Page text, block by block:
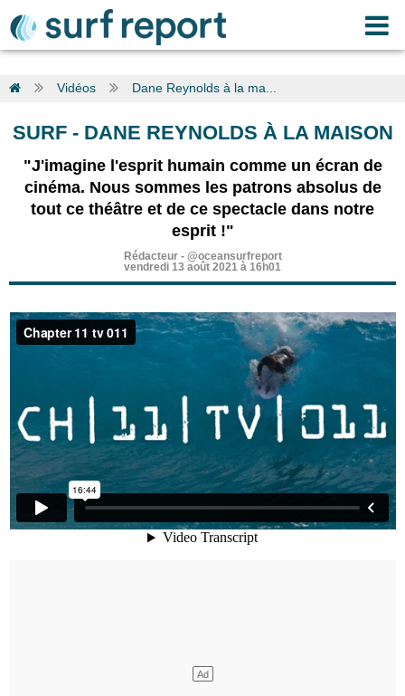
Vidéos Dane Reynolds à la ma...
SURF- DANE REYNOLDS À LA MAISON
"J'imagine l'esprit humain comme un écran de
cinéma. Nous sommes les patrons absolus de
tout ce théâtre et de ce spectacle dans notre
esprit !"
Rédacteur- @oceansurfreport
vendredi 13 août 2021 à 16h01